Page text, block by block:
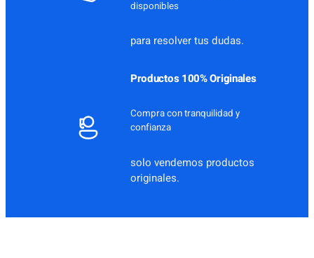
disponibles
para resolver tus dudas.
Productos 100% Originales
Compra con tranquilidad y
confianza
solo vendemos productos
originales.